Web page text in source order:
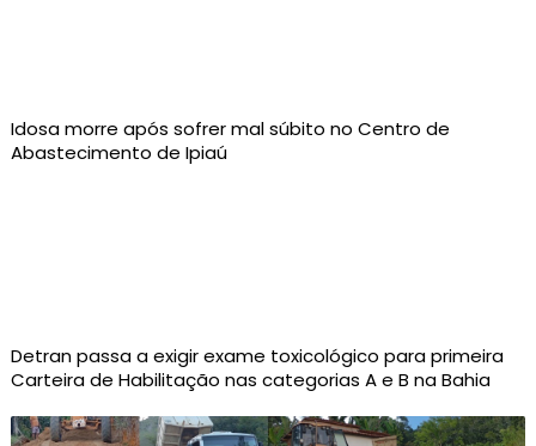
Idosa morre após sofrer mal súbito no Centro de
Abastecimento de Ipiaú
Detran passa a exigir exame toxicológico para primeira
Carteira de Habilitação nas categorias A e B na Bahia